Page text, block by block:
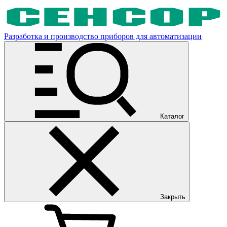
Разработка и производство приборов для автоматизации
Каталог
Закрыть